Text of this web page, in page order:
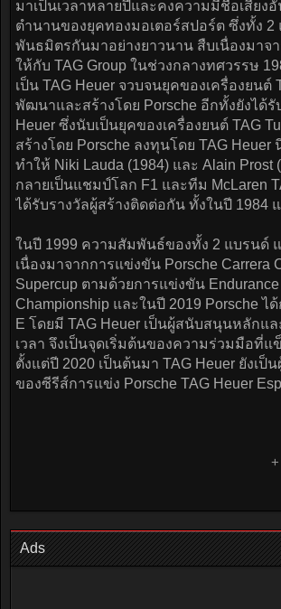
มาเป็นเวลาหลายปีและคงความมีชื่อเสียง
ตำนานของยุคทองมอเตอร์สปอร์ต ซึ่งทั้ง 2
พันธมิตรกันมาอย่างยาวนาน สืบเนื่องมาจ
ให้กับ TAG Group ในช่วงกลางทศวรรษ
เป็น TAG Heuer จวบจนยุคของเครื่องยนต์
พัฒนาและสร้างโดย Porsche อีกทั้งยังได้รั
Heuer ซึ่งนับเป็นยุคของเครื่องยนต์ TAG
สร้างโดย Porsche ลงทุนโดย TAG Heuer
ทำให้ Niki Lauda (1984) และ Alain Prost
กลายเป็นแชมป์โลก F1 และทีม McLaren
ได้รับรางวัลผู้สร้างติดต่อกัน ทั้งในปี 1984
ในปี 1999 ความสัมพันธ์ของทั้ง 2 แบรนด์
เนื่องมาจากการแข่งขัน Porsche Carrera
Supercup ตามด้วยการแข่งขัน Endurance
Championship และในปี 2019 Porsche ไ
E โดยมี TAG Heuer เป็นผู้สนับสนุนหลักแล
เวลา จึงเป็นจุดเริ่มต้นของความร่วมมือที่แ
ตั้งแต่ปี 2020 เป็นต้นมา TAG Heuer ยังเ
ของซีรีส์การแข่ง Porsche TAG Heuer
Ads